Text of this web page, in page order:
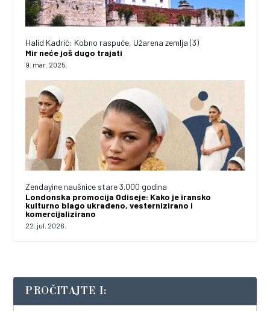
Halid Kadrić: Kobno raspuće, Užarena zemlja (3)
Mir neće još dugo trajati
9. mar. 2025.
Zendayine naušnice stare 3.000 godina
Londonska promocija Odiseje: Kako je iransko
kulturno blago ukradeno, vesternizirano i
komercijalizirano
22. jul. 2026.
PROČITAJTE I: